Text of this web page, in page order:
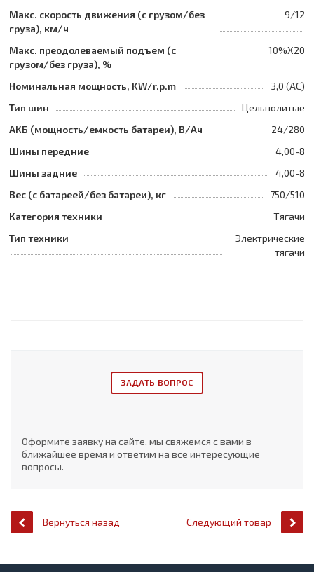
Макс. скорость движения (с грузом/без
груза), км/ч
9/12
Макс. преодолеваемый подъем (с
грузом/без груза), %
10%Х20
Номинальная мощность, KW/r.p.m
3,0 (AC)
Тип шин
Цельнолитые
АКБ (мощность/емкость батареи), В/Ач
24/280
Шины передние
4,00-8
Шины задние
4,00-8
Вес (с батареей/без батареи), кг
750/510
Категория техники
Тягачи
Тип техники
Электрические
тягачи
ЗАДАТЬ ВОПРОС
Оформите заявку на сайте, мы свяжемся с вами в
ближайшее время и ответим на все интересующие
вопросы.
Вернуться назад Следующий товар